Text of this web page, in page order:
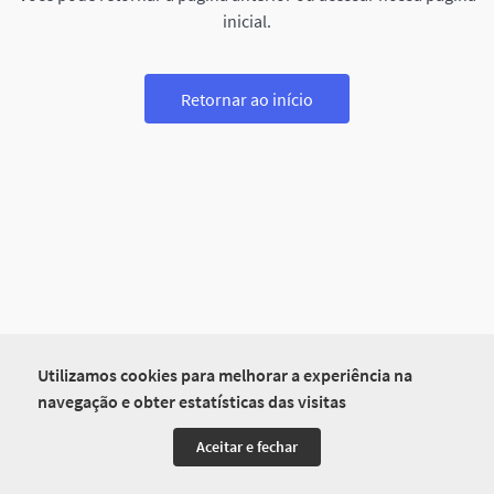
Utilizamos cookies para melhorar a experiência na
navegação e obter estatísticas das visitas
Aceitar e fechar
inicial.
Retornar ao início